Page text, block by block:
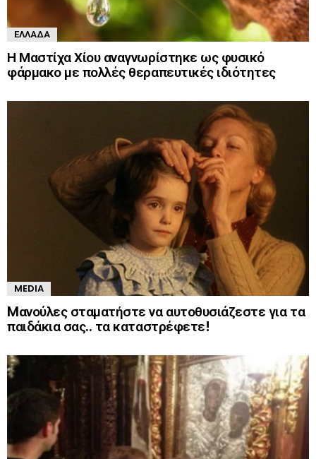
ΕΛΛΆΔΑ
Η Μαστίχα Χίου αναγνωρίστηκε ως φυσικό
φάρμακο με πολλές θεραπευτικές ιδιότητες
MEDIA
Mανούλες σταματήστε να αυτοθυσιάζεστε για τα
παιδάκια σας.. τα καταστρέφετε!